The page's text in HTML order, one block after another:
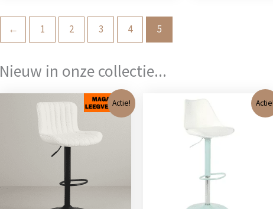
← 1 2 3 4 5
Nieuw in onze collectie...
Actie!
Oorspronkelijke
prijs
€ 101,00.
Huidige
prijs
Actie!
€ 71,00.
prijs